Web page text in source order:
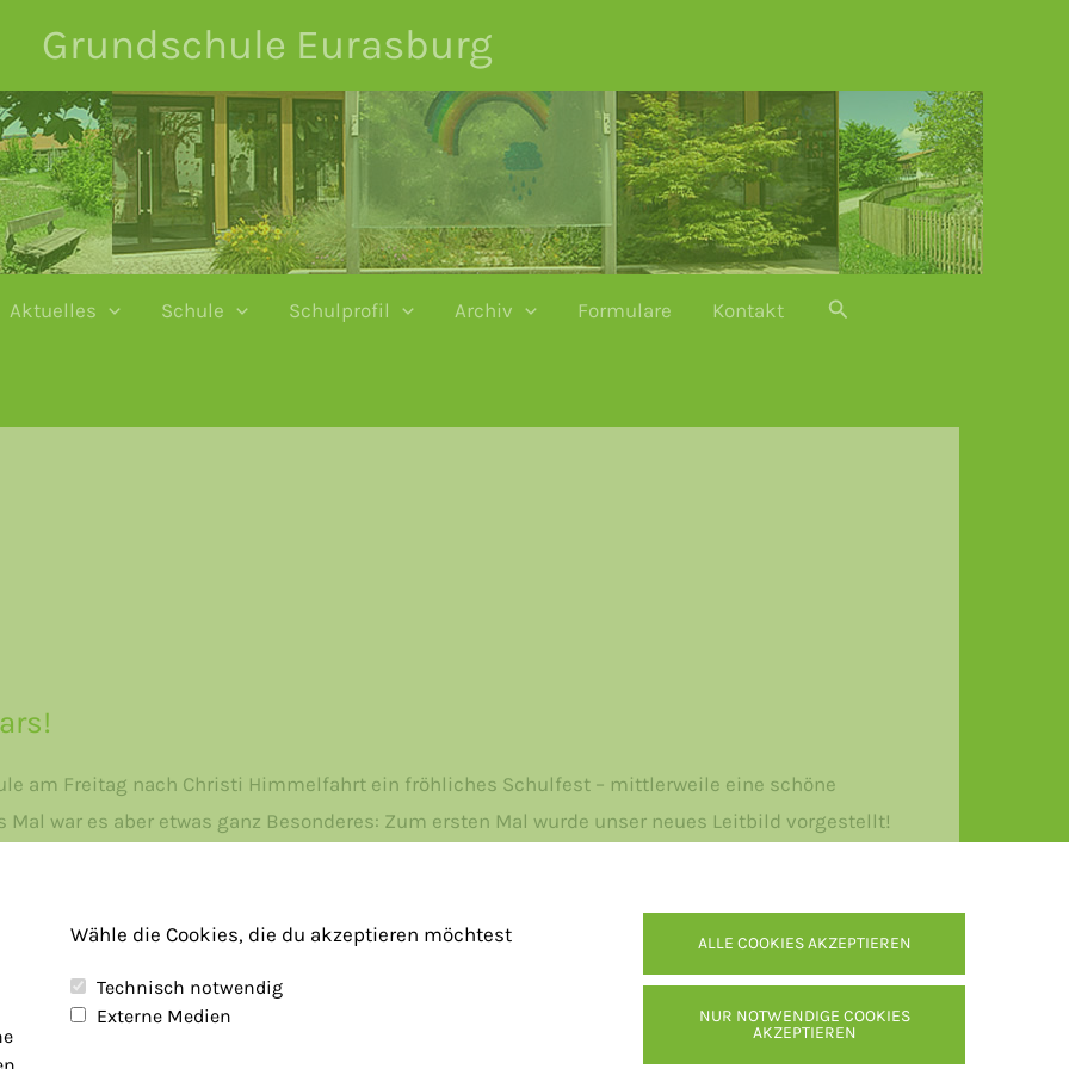
Grundschule Eurasburg
Aktuelles Schule Schulprofil Archiv Formulare Kontakt Suchen
am Freitag nach Christi Himmelfahrt ein fröhliches Schulfest – mittlerweile eine schöne
war es aber etwas ganz Besonderes: Zum ersten Mal wurde unser neues Leitbild vorgestellt!
Wähle die Cookies, die du akzeptieren möchtest
Technisch notwendig
Externe Medien
ALLE COOKIES AKZEPTIEREN
NUR NOTWENDIGE COOKIES
AKZEPTIEREN